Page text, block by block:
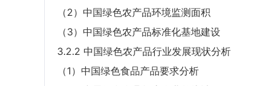
（2）中国绿色农产品环境监测面积
（3）中国绿色农产品标准化基地建设
3.2.2 中国绿色农产品行业发展现状分析
（1）中国绿色食品产品要求分析